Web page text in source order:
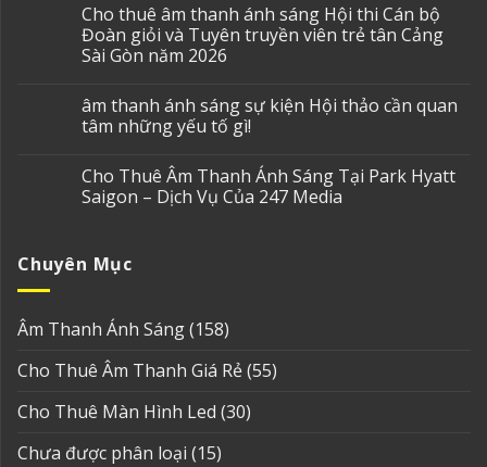
Cho thuê âm thanh ánh sáng Hội thi Cán bộ
Đoàn giỏi và Tuyên truyền viên trẻ tân Cảng
Sài Gòn năm 2026
âm thanh ánh sáng sự kiện Hội thảo cần quan
tâm những yếu tố gì!
Cho Thuê Âm Thanh Ánh Sáng Tại Park Hyatt
Saigon – Dịch Vụ Của 247 Media
Chuyên Mục
Âm Thanh Ánh Sáng(158)
Cho Thuê Âm Thanh Giá Rẻ(55)
Cho Thuê Màn Hình Led (30)
Chưa được phân loại (15)